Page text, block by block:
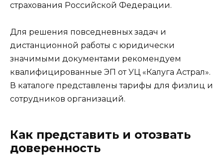
страхования Российской Федерации.
Для решения повседневных задач и
дистанционной работы с юридически
значимыми документами рекомендуем
квалифицированные ЭП от УЦ «Калуга Астрал».
В каталоге представлены тарифы для физлиц и
сотрудников организаций.
Как представить и отозвать
доверенность